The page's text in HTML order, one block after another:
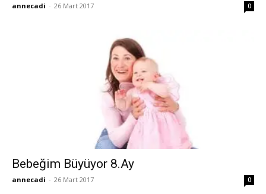
annecadi - 26 Mart 2017 0
Bebeğim Büyüyor 8.Ay
annecadi - 26 Mart 2017 0